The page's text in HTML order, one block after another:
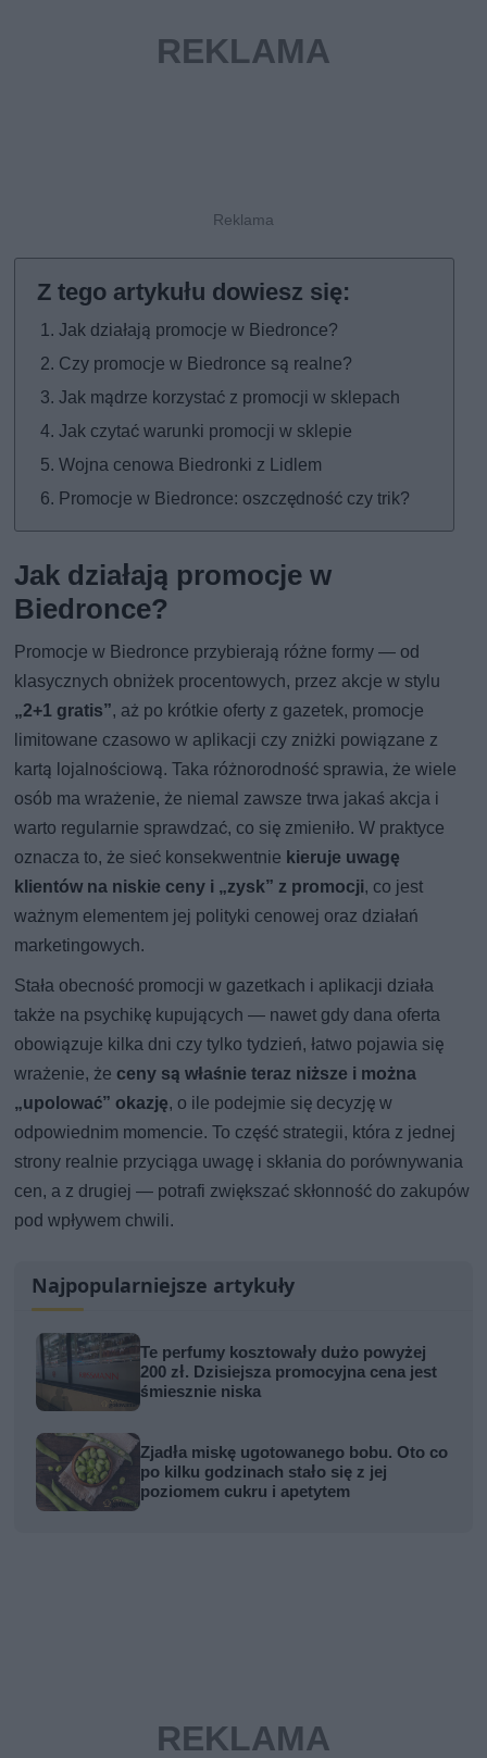
Jak działają promocje w Biedronce?
Czy promocje w Biedronce są realne?
Jak mądrze korzystać z promocji w sklepach
Jak czytać warunki promocji w sklepie
Wojna cenowa Biedronki z Lidlem
Promocje w Biedronce: oszczędność czy trik?
Jak działają promocje w
Biedronce?
Promocje w Biedronce przybierają różne formy — od
klasycznych obniżek procentowych, przez akcje w stylu
„2+1 gratis”, aż po krótkie oferty z gazetek, promocje
limitowane czasowo w aplikacji czy zniżki powiązane z
kartą lojalnościową. Taka różnorodność sprawia, że wiele
osób ma wrażenie, że niemal zawsze trwa jakaś akcja i
warto regularnie sprawdzać, co się zmieniło. W praktyce
oznacza to, że sieć konsekwentnie kieruje uwagę
klientów na niskie ceny i „zysk” z promocji, co jest
ważnym elementem jej polityki cenowej oraz działań
marketingowych.
Stała obecność promocji w gazetkach i aplikacji działa
także na psychikę kupujących — nawet gdy dana oferta
obowiązuje kilka dni czy tylko tydzień, łatwo pojawia się
wrażenie, że ceny są właśnie teraz niższe i można
„upolować” okazję, o ile podejmie się decyzję w
odpowiednim momencie. To część strategii, która z jednej
strony realnie przyciąga uwagę i skłania do porównywania
cen, a z drugiej — potrafi zwiększać skłonność do zakupów
pod wpływem chwili.
Najpopularniejsze artykuły
Te perfumy kosztowały dużo powyżej
200 zł. Dzisiejsza promocyjna cena jest
śmiesznie niska
Zjadła miskę ugotowanego bobu. Oto co
po kilku godzinach stało się z jej
poziomem cukru i apetytem